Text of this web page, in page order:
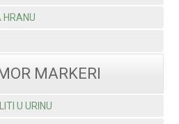
HRANU
MARKERI
U URINU